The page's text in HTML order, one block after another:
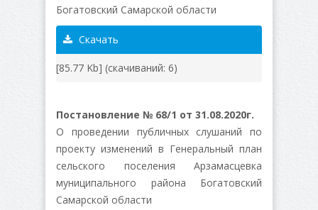
Богатовский Самарской области
Скачать
[85.77 Kb] (cкачиваний: 6)
Постановление № 68/1 от 31.08.2020г.
О проведении публичных слушаний по
проекту изменений в Генеральный план
сельского поселения Арзамасцевка
муниципального района Богатовский
Самарской области